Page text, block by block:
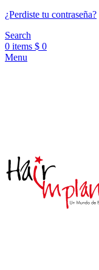
¿Perdiste tu contraseña?
Search
0 items $ 0
Menu